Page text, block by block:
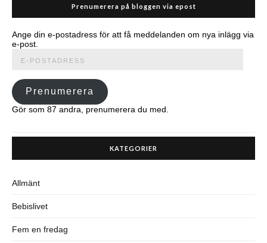
Prenumerera på bloggen via epost
Ange din e-postadress för att få meddelanden om nya inlägg via
e-post.
postadress
Prenumerera
Gör som 87 andra, prenumerera du med.
KATEGORIER
Allmänt
Bebislivet
Fem en fredag